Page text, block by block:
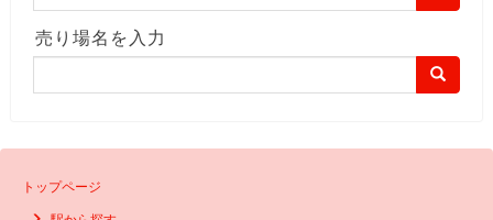
売り場名を入力
トップページ